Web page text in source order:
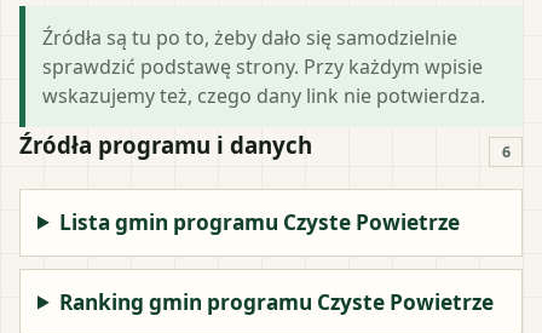
Źródła są tu po to, żeby dało się samodzielnie
sprawdzić podstawę strony. Przy każdym wpisie
wskazujemy też, czego dany link nie potwierdza.
Źródła programu i danych 6
Lista gmin programu Czyste Powietrze
Ranking gmin programu Czyste Powietrze